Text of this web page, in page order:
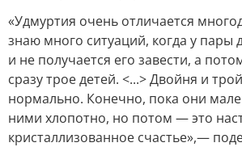
«Удмуртия очень отличается
знаю много ситуаций, когда у пары
и не получается его завести, а
сразу трое детей. <...> Двойня и
нормально. Конечно, пока они
ними хлопотно, но потом — это
кристаллизованное счастье»,—